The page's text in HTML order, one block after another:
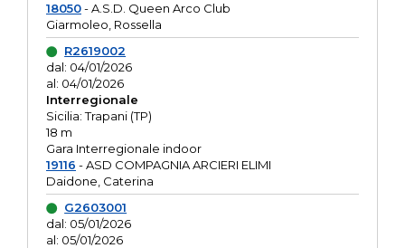
18050- A.S.D. Queen Arco Club
Giarmoleo, Rossella
R2619002
dal: 04/01/2026
al: 04/01/2026
Interregionale
Sicilia: Trapani (TP)
18 m
Gara Interregionale indoor
19116 - ASD COMPAGNIA ARCIERI ELIMI
Daidone, Caterina
G2603001
dal: 05/01/2026
al: 05/01/2026